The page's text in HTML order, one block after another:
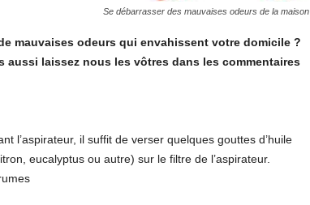
Se débarrasser des mauvaises odeurs de la maison
mauvaises odeurs qui envahissent votre domicile ?
aussi laissez nous les vôtres dans les commentaires
l’aspirateur, il suffit de verser quelques gouttes d’huile
eucalyptus ou autre) sur le filtre de l’aspirateur.